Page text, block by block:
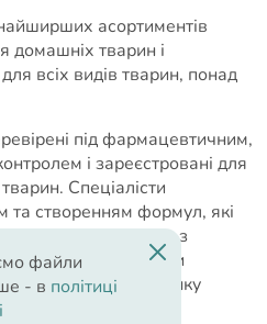
асортиментів
домашніх тварин і
всіх видів тварин, понад
під фармацевтичним,
і зареєстровані для
Спеціалісти
та створенням формул, які
маленьким друзям з
активними
потреб ринку
продукти,
файли
- в політиці